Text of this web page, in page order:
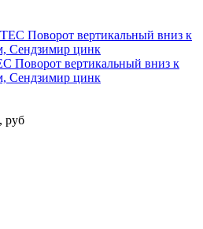
Поворот вертикальный вниз к
Сендзимир цинк
руб